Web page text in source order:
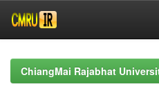
navigationChiangMai Rajabhat